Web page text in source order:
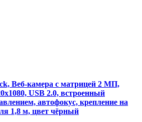
Веб-камера с матрицей 2 МП,
USB 2.0, встроенный
автофокус, крепление на
1,8 м, цвет чёрный